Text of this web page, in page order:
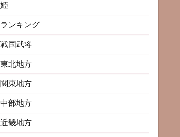
姫
ランキング
戦国武将
東北地方
関東地方
中部地方
近畿地方